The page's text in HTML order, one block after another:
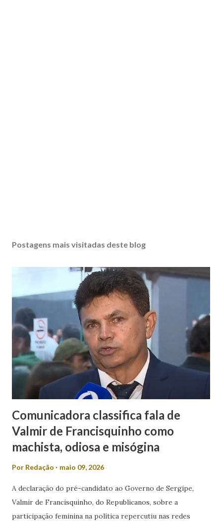
Postagens mais visitadas deste blog
Comunicadora classifica fala de
Valmir de Francisquinho como
machista, odiosa e misógina
Por Redação maio 09, 2026
A declaração do pré-candidato ao Governo de Sergipe,
Valmir de Francisquinho, do Republicanos, sobre a
participação feminina na política repercutiu nas redes